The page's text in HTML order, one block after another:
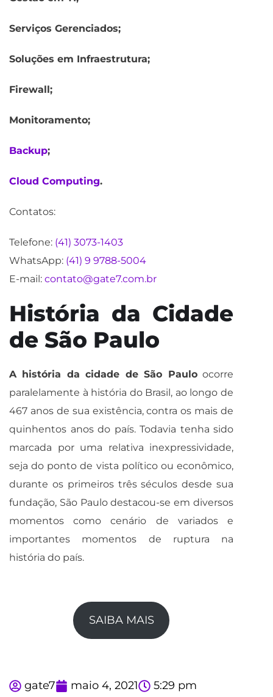
Serviços Gerenciados;
Soluções em Infraestrutura;
Firewall;
Monitoramento;
Backup;
Cloud Computing.
Contatos:
Telefone: (41) 3073-1403
WhatsApp: (41) 9 9788-5004
E-mail: contato@gate7.com.br
História da Cidade
de São Paulo
A história da cidade de São Pauloocorre
paralelamente à história do Brasil, ao longo de
467 anos de sua existência, contra os mais de
quinhentos anos do país. Todavia tenha sido
marcada por uma relativa inexpressividade,
seja do ponto de vista político ou econômico,
durante os primeiros três séculos desde sua
fundação, São Paulo destacou-se em diversos
momentos como cenário de variados e
importantes momentos de ruptura na
história do país.
SAIBA MAIS
gate7 maio 4, 2021 5:29 pm